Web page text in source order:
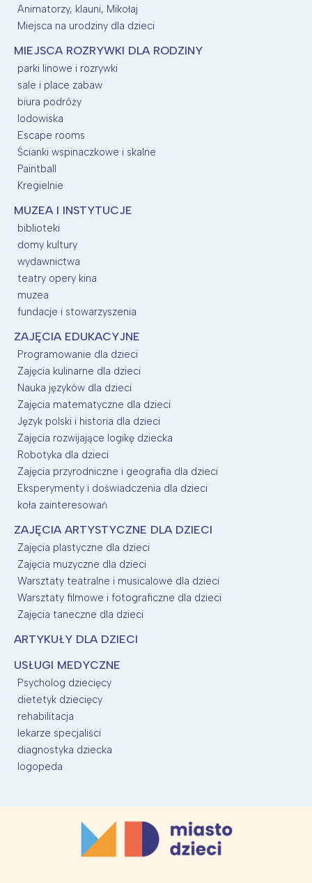
Animatorzy, klauni, Mikołaj
Miejsca na urodziny dla dzieci
MIEJSCA ROZRYWKI DLA RODZINY
parki linowe i rozrywki
sale i place zabaw
biura podróży
lodowiska
Escape rooms
Ścianki wspinaczkowe i skalne
Paintball
Kregielnie
MUZEA I INSTYTUCJE
biblioteki
domy kultury
wydawnictwa
teatry opery kina
muzea
fundacje i stowarzyszenia
ZAJĘCIA EDUKACYJNE
Programowanie dla dzieci
Zajęcia kulinarne dla dzieci
Nauka języków dla dzieci
Zajęcia matematyczne dla dzieci
Język polski i historia dla dzieci
Zajęcia rozwijające logikę dziecka
Robotyka dla dzieci
Zajęcia przyrodniczne i geografia dla dzieci
Eksperymenty i doświadczenia dla dzieci
koła zainteresowań
ZAJĘCIA ARTYSTYCZNE DLA DZIECI
Zajęcia plastyczne dla dzieci
Zajęcia muzyczne dla dzieci
Warsztaty teatralne i musicalowe dla dzieci
Warsztaty filmowe i fotograficzne dla dzieci
Zajęcia taneczne dla dzieci
ARTYKUŁY DLA DZIECI
USŁUGI MEDYCZNE
Psycholog dziecięcy
dietetyk dziecięcy
rehabilitacja
lekarze specjaliści
diagnostyka dziecka
logopeda